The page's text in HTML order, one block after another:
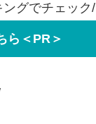
グでチェック/
ら＜PR＞